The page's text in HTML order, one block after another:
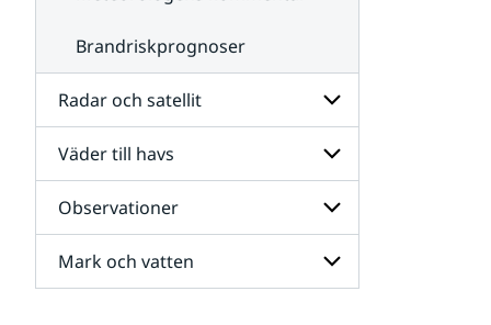
Brandriskprognoser
Radar och satellit
Undersidor
för
Radar
och
satellit
Väder till havs
Undersidor
för
Väder
till
havs
Observationer
Undersidor
för
Mark och vatten